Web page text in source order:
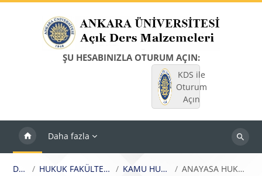
ŞU HESABINIZLA OTURUM AÇIN:
KDS ile
Oturum
Açın
Daha fazla
Dersleri
Dersler HUKUK FAKÜLTESİ / FACULTY OF LAW KAMU HUKUKU BÖLÜMÜ ANAYASA HUKUKU ANABİLİM DALI